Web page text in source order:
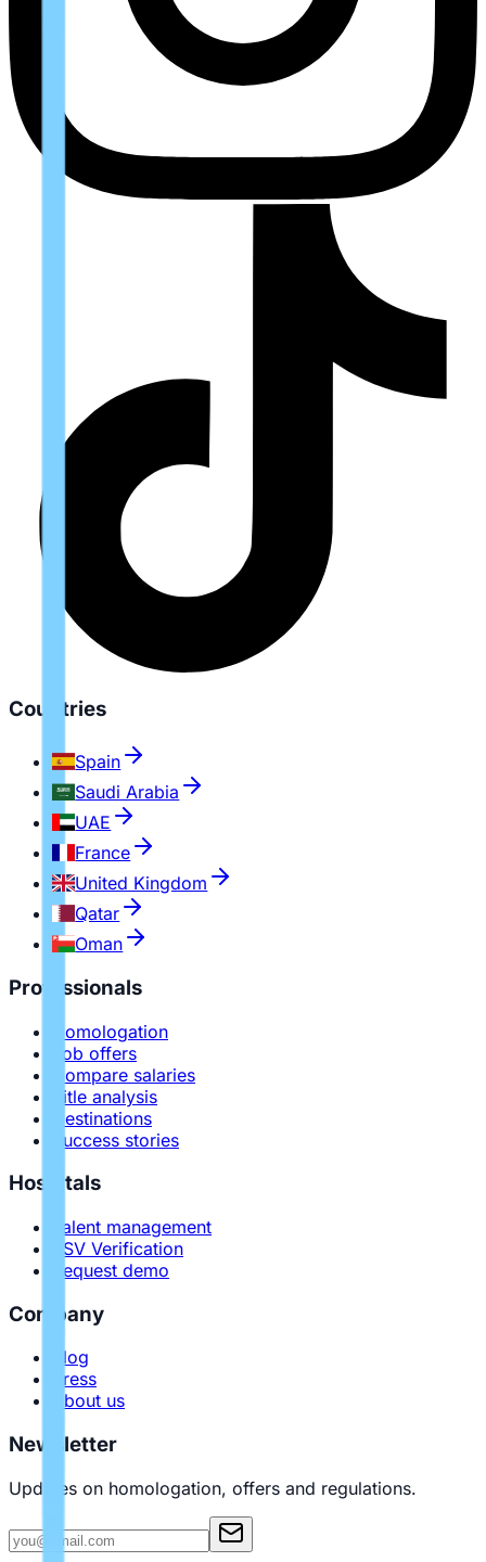
Countries
Spain
Saudi Arabia
UAE
France
United Kingdom
Qatar
Oman
Professionals
Homologation
Job offers
Compare salaries
Title analysis
Destinations
Success stories
Hospitals
Talent management
PSV Verification
Request demo
Company
Blog
Press
About us
Newsletter
Updates on homologation, offers and regulations.